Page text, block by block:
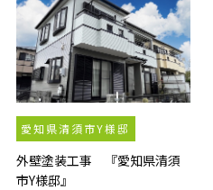
愛知県清須市Y様邸
外壁塗装工事 『愛知県清須
市Y様邸』